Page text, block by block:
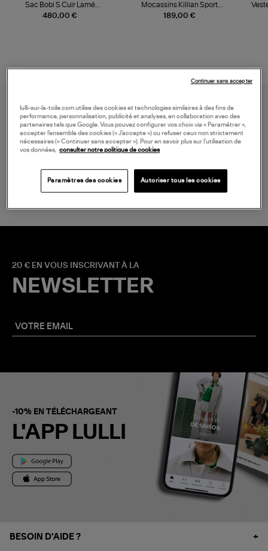
480,00 €
Sac Bobi S Cuir Lamé
Champagne
189,00 €
Mocassins Killian Sport
Mousse
LIVRAISON GRATUITE
à partir de 150 € d'achat*
20 € EN VOUS INSCRIVANT À LA
NEWSLETTER
-10% EN TÉLÉCHARGEANT
L'APP LULLI
BESOIN D'AIDE ?
lulli-sur-la-toile.com utilise des cookies et technologies similaires à des fins de
performance, personnalisation, publicité et analyses, en collaboration avec des
partenaires tels que Google. Vous pouvez configurer vos choix via « Paramétrer »,
accepter l’ensemble des cookies (« J’accepte ») ou refuser ceux non strictement
nécessaires (« Continuer sans accepter »). Pour en savoir plus sur l’utilisation de
vos données, consulter notre politique de cookies
Paramètres des cookies Autoriser tous les cookies
Continuer sans accepter